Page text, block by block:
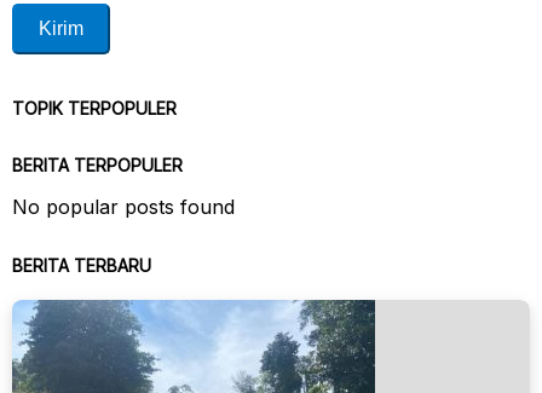
TOPIK TERPOPULER
BERITA TERPOPULER
No popular posts found
BERITA TERBARU